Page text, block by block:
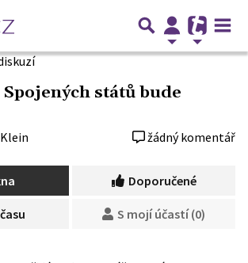
států bude
žádný komentář
Doporučené
S mojí účastí (0)